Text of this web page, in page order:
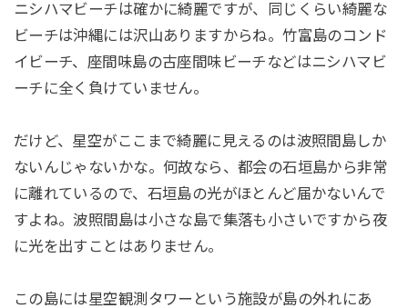
ニシハマビーチは確かに綺麗ですが、同じくらい綺麗な
ビーチは沖縄には沢山ありますからね。竹富島のコンド
イビーチ、座間味島の古座間味ビーチなどはニシハマビ
ーチに全く負けていません。
だけど、星空がここまで綺麗に見えるのは波照間島しか
ないんじゃないかな。何故なら、都会の石垣島から非常
に離れているので、石垣島の光がほとんど届かないんで
すよね。波照間島は小さな島で集落も小さいですから夜
に光を出すことはありません。
この島には星空観測タワーという施設が島の外れにあ